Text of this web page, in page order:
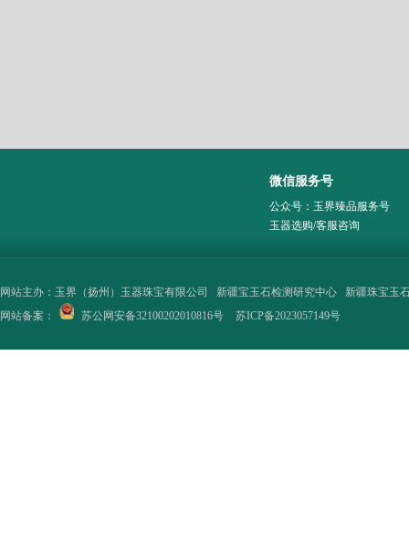
微信服务号
公众号：玉界臻品服务号
玉器选购/客服咨询
网站主办： 玉界（扬州）玉器珠宝有限公司 新疆宝玉石检测研究中心
新疆珠宝玉
网站备案：
苏公网安备32100202010816号 苏ICP备2023057149号